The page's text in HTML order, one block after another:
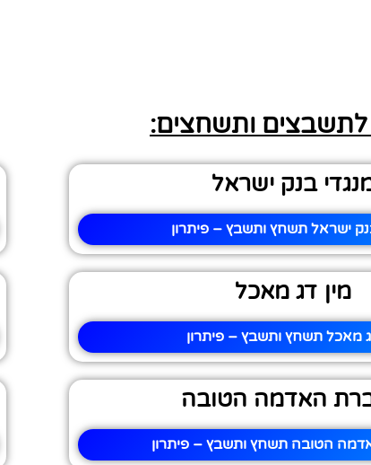
לתשבצים ותשחצים:
בנק ישראל
ישראל תשחץ ותשבץ – פיתרון
מין דג מאכל
מאכל תשחץ ותשבץ – פיתרון
האדמה הטובה
הטובה תשחץ ותשבץ – פיתרון